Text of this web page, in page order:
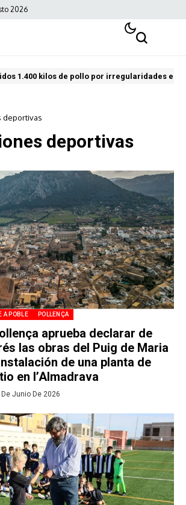
2026
1.400 kilos de pollo por irregularidades en
deportivas
deportivas
A POBLE POLLENÇA
aprueba declarar de
las obras del Puig de Maria
de una planta de
en l’Almadrava
De Junio De 2026